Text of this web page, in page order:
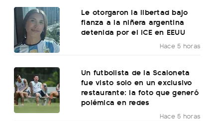
Le otorgaron la libertad bajo
fianza a la niñera argentina
detenida por el ICE en EEUU
Hace 5 horas
Un futbolista de la Scaloneta
fue visto solo en un exclusivo
restaurante: la foto que generó
polémica en redes
Hace 5 horas